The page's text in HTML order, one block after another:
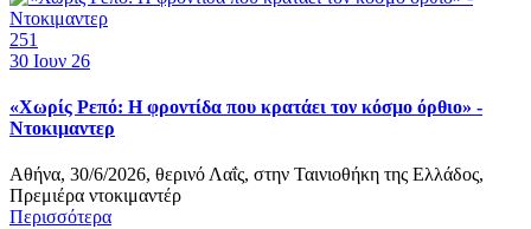
251
30 Ιουν 26
«Χωρίς Ρεπό: Η φροντίδα που κρατάει τον κόσμο όρθιο» -
Ντοκιμαντερ
Αθήνα, 30/6/2026, θερινό Λαΐς, στην Ταινιοθήκη της Ελλάδος,
Πρεμιέρα ντοκιμαντέρ
Περισσότερα